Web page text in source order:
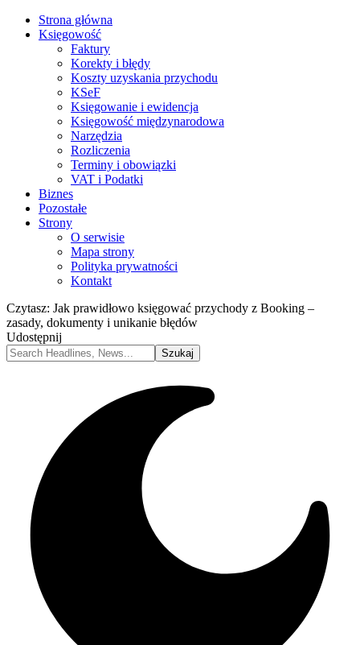
Strona główna
Księgowość
Faktury
Korekty i błędy
Koszty uzyskania przychodu
KSeF
Księgowanie i ewidencja
Księgowość międzynarodowa
Narzędzia
Rozliczenia
Terminy i obowiązki
VAT i Podatki
Biznes
Pozostałe
Strony
O serwisie
Mapa strony
Polityka prywatności
Kontakt
Czytasz: Jak prawidłowo księgować przychody z Booking –
zasady, dokumenty i unikanie błędów
Udostępnij